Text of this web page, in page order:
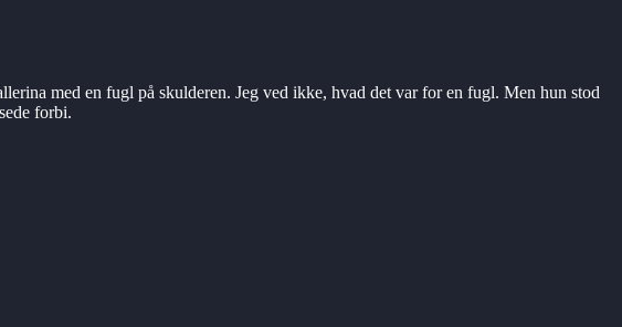
med en fugl på skulderen. Jeg ved ikke, hvad det var for en fugl. Men hun stod
forbi.